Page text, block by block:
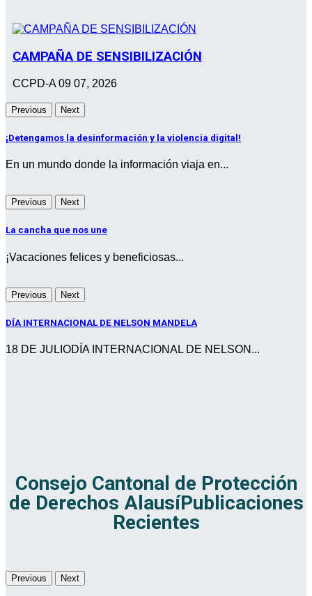
CAMPAÑA DE SENSIBILIZACIÓN
CCPD-A09 07, 2026
Previous Next
¡Detengamos la desinformación y la violencia digital!
En un mundo donde la información viaja en...
Previous Next
La cancha que nos une
¡Vacaciones felices y beneficiosas...
Previous Next
DÍA INTERNACIONAL DE NELSON MANDELA
18 DE JULIODÍA INTERNACIONAL DE NELSON...
Consejo Cantonal de Protección
de Derechos AlausíPublicaciones
Recientes
Previous Next